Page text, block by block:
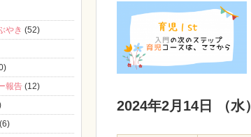
2024年2月14日 （水）
やき (52)
報告 (12)
(6)